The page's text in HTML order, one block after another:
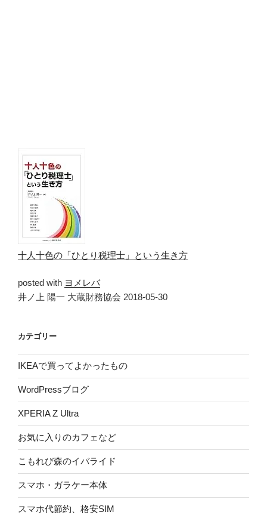
十人十色の「ひとり税理士」という生き方
posted with ヨメレバ
井ノ上 陽一 大蔵財務協会 2018-05-30
カテゴリー
IKEAで買ってよかったもの
WordPressブログ
XPERIA Z Ultra
お気に入りのカフェなど
こもれび森のイバライド
スマホ・ガラケー本体
スマホ代節約、格安SIM